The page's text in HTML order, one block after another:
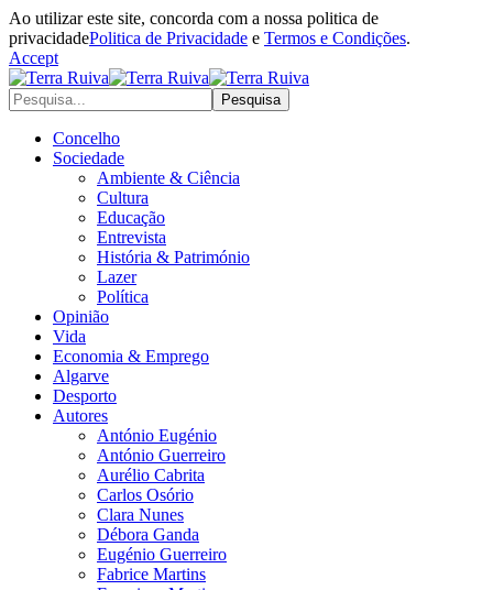
Ao utilizar este site, concorda com a nossa politica de
privacidadePolitica de Privacidade e Termos e Condições.
Accept
Concelho
Sociedade
Ambiente & Ciência
Cultura
Educação
Entrevista
História & Património
Lazer
Política
Opinião
Vida
Economia & Emprego
Algarve
Desporto
Autores
António Eugénio
António Guerreiro
Aurélio Cabrita
Carlos Osório
Clara Nunes
Débora Ganda
Eugénio Guerreiro
Fabrice Martins